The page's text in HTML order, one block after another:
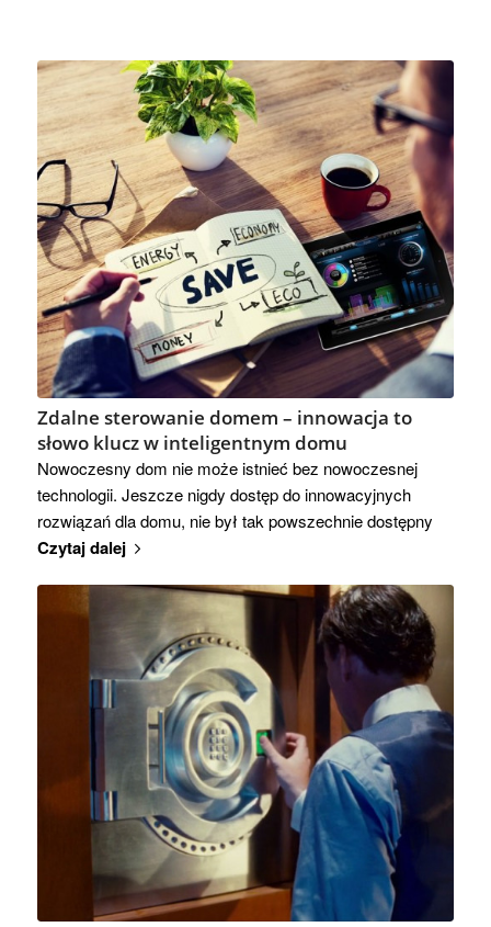
Zdalne sterowanie domem – innowacja to
słowo klucz w inteligentnym domu
Nowoczesny dom nie może istnieć bez nowoczesnej
technologii. Jeszcze nigdy dostęp do innowacyjnych
rozwiązań dla domu, nie był tak powszechnie dostępny
Czytaj dalej